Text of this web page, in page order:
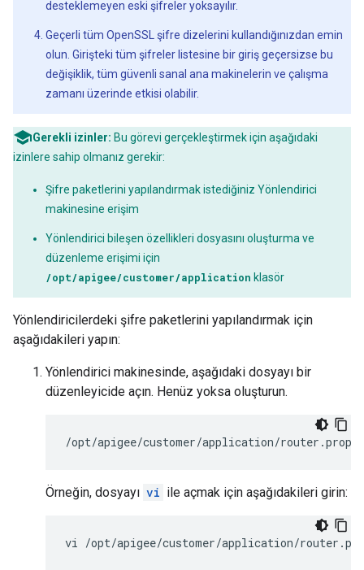
desteklemeyen eski şifreler yoksayılır.
Geçerli tüm OpenSSL şifre dizelerini kullandığınızdan emin
olun. Girişteki tüm şifreler listesine bir giriş geçersizse bu
değişiklik, tüm güvenli sanal ana makinelerin ve çalışma
zamanı üzerinde etkisi olabilir.
Gerekli izinler: Bu görevi gerçekleştirmek için aşağıdaki
izinlere sahip olmanız gerekir:
Şifre paketlerini yapılandırmak istediğiniz Yönlendirici
makinesine erişim
Yönlendirici bileşen özellikleri dosyasını oluşturma ve
düzenleme erişimi için
/opt/apigee/customer/application klasör
Yönlendiricilerdeki şifre paketlerini yapılandırmak için
aşağıdakileri yapın:
Yönlendirici makinesinde, aşağıdaki dosyayı bir
düzenleyicide açın. Henüz yoksa oluşturun.
/opt/apigee/customer/application/
Örneğin, dosyayı vi ile açmak için aşağıdakileri girin:
vi /opt/apigee/customer/application/